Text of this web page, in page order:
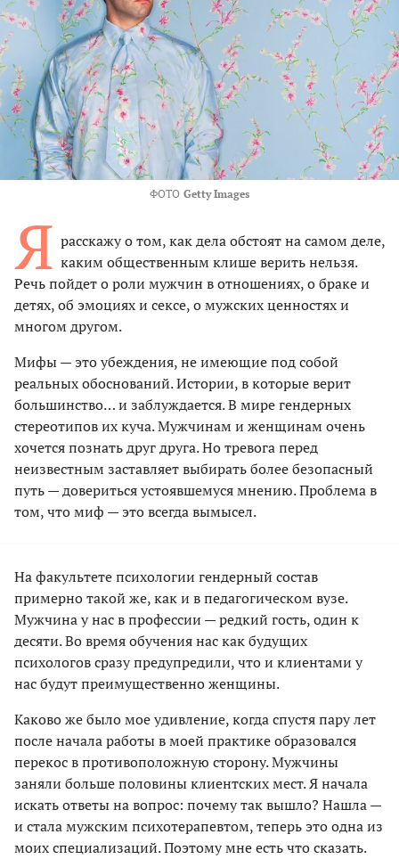
ФОТО Getty Images
Я расскажу о том, как дела обстоят на самом деле,
каким общественным клише верить нельзя.
Речь пойдет о роли мужчин в отношениях, о браке и
детях, об эмоциях и сексе, о мужских ценностях и
многом другом.
Мифы — это убеждения, не имеющие под собой
реальных обоснований. Истории, в которые верит
большинство… и заблуждается. В мире гендерных
стереотипов их куча. Мужчинам и женщинам очень
хочется познать друг друга. Но тревога перед
неизвестным заставляет выбирать более безопасный
путь — довериться устоявшемуся мнению. Проблема в
том, что миф — это всегда вымысел.
На факультете психологии гендерный состав
примерно такой же, как и в педагогическом вузе.
Мужчина у нас в профессии — редкий гость, один к
десяти. Во время обучения нас как будущих
психологов сразу предупредили, что и клиентами у
нас будут преимущественно женщины.
Каково же было мое удивление, когда спустя пару лет
после начала работы в моей практике образовался
перекос в противоположную сторону. Мужчины
заняли больше половины клиентских мест. Я начала
искать ответы на вопрос: почему так вышло? Нашла —
и стала мужским психотерапевтом, теперь это одна из
моих специализаций. Поэтому мне есть что сказать.